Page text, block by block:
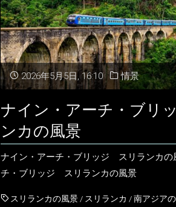
2026年5月5日, 16:10 情景
ナイン・アーチ・ブリ
ンカの風景
ナイン・アーチ・ブリッジ スリランカの
チ・ブリッジ スリランカの風景
スリランカの風景 / スリランカ /南アジア